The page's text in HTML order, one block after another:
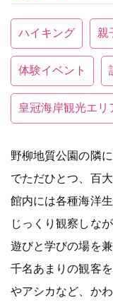
ハイキング 親
体験イベント
皇冠海岸観光エリ
野柳地質公園の隣
でただひとつ、百
館内には各種海洋
じっくり観察しな
遊びと学びの場を
千名あまりの観客
やアシカなど、か